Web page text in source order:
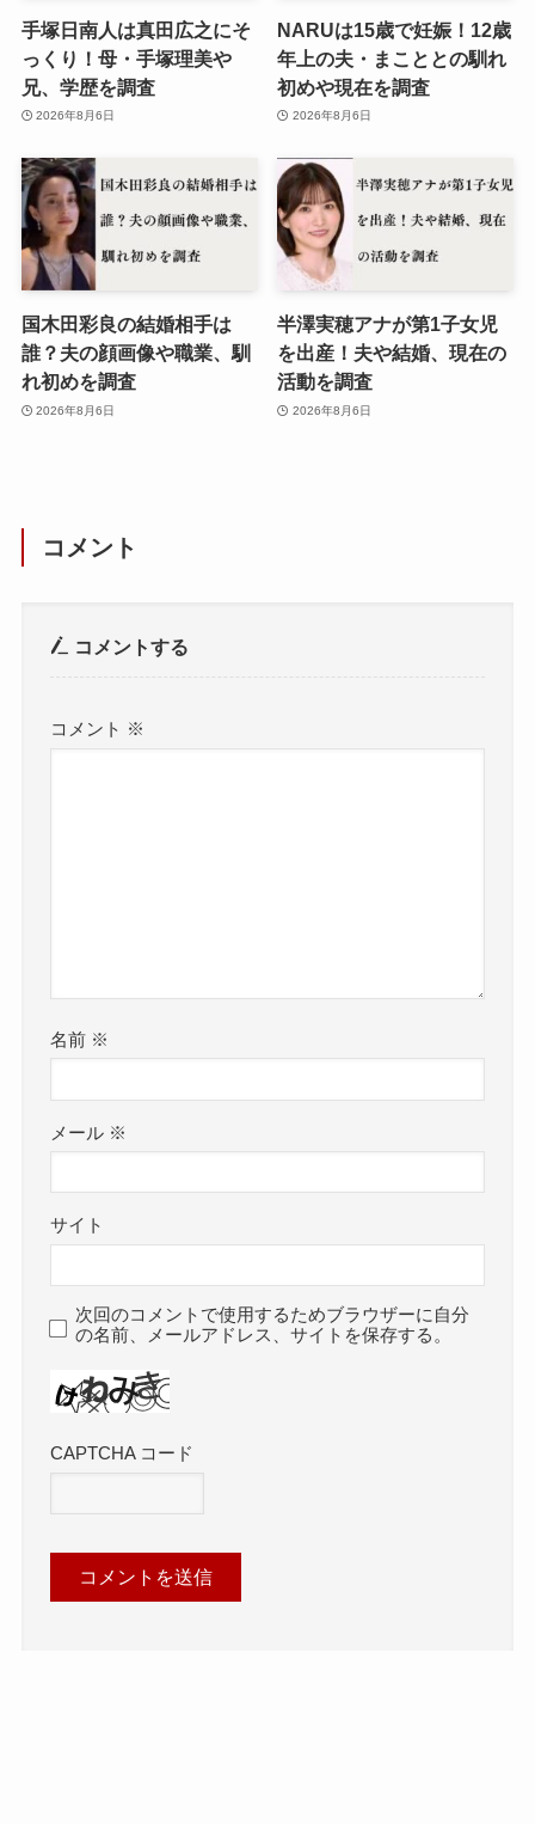
手塚日南人は真田広之にそ
っくり！母・手塚理美や
兄、学歴を調査
2026年8月6日
NARUは15歳で妊娠！12歳
年上の夫・まこととの馴れ
初めや現在を調査
2026年8月6日
国木田彩良の結婚相手は
誰？夫の顔画像や職業、馴
れ初めを調査
2026年8月6日
半澤実穂アナが第1子女児
を出産！夫や結婚、現在の
活動を調査
2026年8月6日
コメント
コメントする
コメント ※
名前 ※
メール ※
サイト
次回のコメントで使用するためブラウザーに自分
の名前、メールアドレス、サイトを保存する。
CAPTCHA コード